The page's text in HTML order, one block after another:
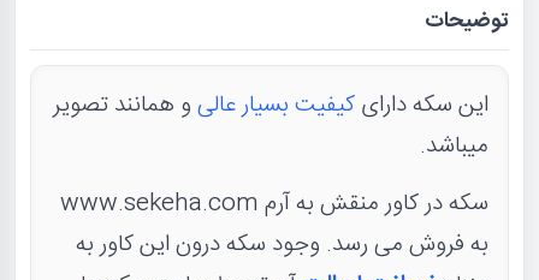
توضیحات
این سکه دارایکیفیت بسیار عالیو همانند تصویر
میباشد.
سکه در کاور منقش به آرم www.sekeha.com
به فروش می رسد. وجود سکه درون این کاور به